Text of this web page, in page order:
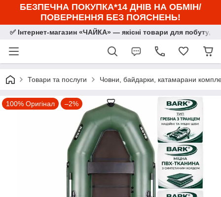
БЕЗПЕЧНА ПОКУПКА*14 ДНІВ НА ОБМІН/
ПОВЕРНЕННЯ БЕЗ ПОЯСНЕНЬ!
✅ Інтернет-магазин «ЧАЙКА» — якісні товари для побуту,
Товари та послуги Човни, байдарки, катамарани
100% Оригінал –2%